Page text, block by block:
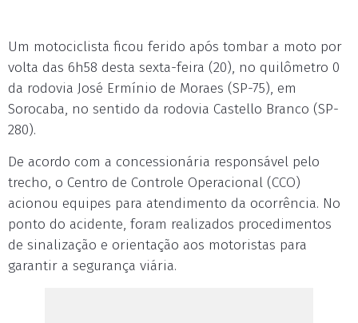
Um motociclista ficou ferido após tombar a moto por
volta das 6h58 desta sexta-feira (20), no quilômetro 0
da rodovia José Ermínio de Moraes (SP-75), em
Sorocaba, no sentido da rodovia Castello Branco (SP-
280).
De acordo com a concessionária responsável pelo
trecho, o Centro de Controle Operacional (CCO)
acionou equipes para atendimento da ocorrência. No
ponto do acidente, foram realizados procedimentos
de sinalização e orientação aos motoristas para
garantir a segurança viária.